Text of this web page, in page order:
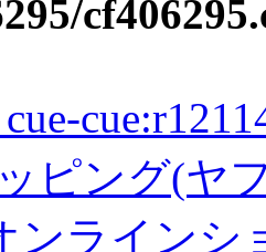
ピング(ヤ
ンラインシ